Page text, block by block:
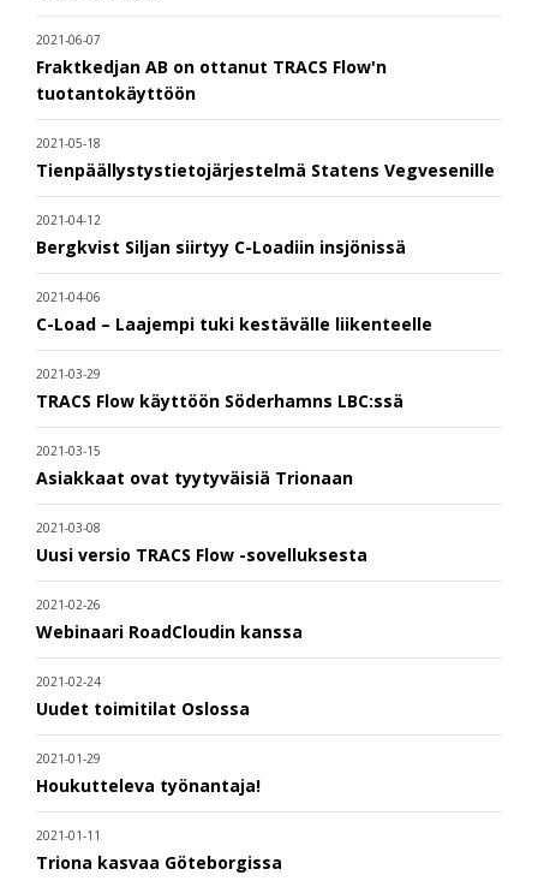
2021-06-07
Fraktkedjan AB on ottanut TRACS Flow'n
tuotantokäyttöön
2021-05-18
Tienpäällystystietojärjestelmä Statens Vegvesenille
2021-04-12
Bergkvist Siljan siirtyy C-Loadiin insjönissä
2021-04-06
C-Load – Laajempi tuki kestävälle liikenteelle
2021-03-29
TRACS Flow käyttöön Söderhamns LBC:ssä
2021-03-15
Asiakkaat ovat tyytyväisiä Trionaan
2021-03-08
Uusi versio TRACS Flow -sovelluksesta
2021-02-26
Webinaari RoadCloudin kanssa
2021-02-24
Uudet toimitilat Oslossa
2021-01-29
Houkutteleva työnantaja!
2021-01-11
Triona kasvaa Göteborgissa